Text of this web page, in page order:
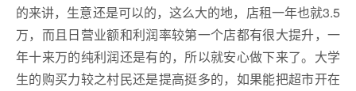
的来讲，生意还是可以的，这么大的地，店租一年也就3.5
万，而且日营业额和利润率较第一个店都有很大提升，一
年十来万的纯利润还是有的，所以就安心做下来了。大学
生的购买力较之村民还是提高挺多的，如果能把超市开在